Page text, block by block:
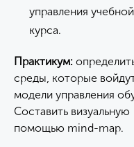
управления
курса.
Практикум:
среды, которые
модели управления
Составить
помощью mind-map.